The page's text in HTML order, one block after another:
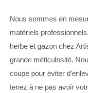
Nous sommes en
matériels
herbe et gazon chez
grande méticulosité.
coupe pour éviter
tenez à ne pas avoir